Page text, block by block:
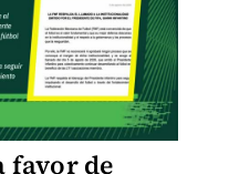
favor de